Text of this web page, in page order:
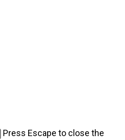
Press Escape to close the